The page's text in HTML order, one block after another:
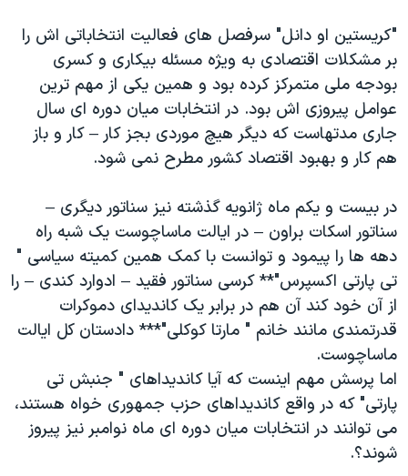
صفحه‌های ویژه
سفر پرزیدنت ترامپ به چین
"کریستین او دانل" سرفصل های فعالیت انتخاباتی اش را
بر مشکلات اقتصادی به ویژه مسئله بیکاری و کسری
بودجه ملی متمرکز کرده بود و همین یکی از مهم ترین
عوامل پیروزی اش بود. در انتخابات میان دوره ای سال
جاری مدتهاست که دیگر هیچ موردی بجز کار – کار و باز
هم کار و بهبود اقتصاد کشور مطرح نمی شود.
در بیست و یکم ماه ژانویه گذشته نیز سناتور دیگری –
سناتور اسکات براون – در ایالت ماساچوست یک شبه راه
دهه ها را پیمود و توانست با کمک همین کمیته سیاسی "
تی پارتی اکسپرس"** کرسی سناتور فقید – ادوارد کندی – را
از آن خود کند آن هم در برابر یک کاندیدای دموکرات
قدرتمندی مانند خانم " مارتا کوکلی"*** دادستان کل ایالت
ماساچوست.
اما پرسش مهم اینست که آیا کاندیداهای " جنبش تی
پارتی" که در واقع کاندیداهای حزب جمهوری خواه هستند،
می توانند در انتخابات میان دوره ای ماه نوامبر نیز پیروز
شوند؟.